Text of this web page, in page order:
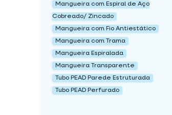
Mangueira com Espiral de Aço
Cobreado/ Zincado
Mangueira com Fio Antiestático
Mangueira com Trama
Mangueira Espiralada
Mangueira Transparente
Tubo PEAD Parede Estruturada
Tubo PEAD Perfurado